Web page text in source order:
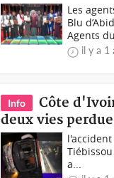
Les
Blu
Agents
il y a 1
Info
Côte
deux vies
a...